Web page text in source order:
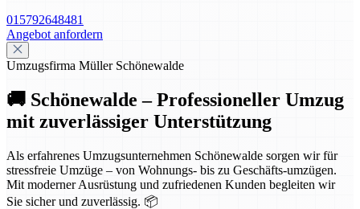
015792648481
Angebot anfordern
Umzugsfirma Müller Schönewalde
🚚 Schönewalde – Professioneller Umzug
mit zuverlässiger Unterstützung
Als erfahrenes Umzugsunternehmen Schönewalde sorgen wir für
stressfreie Umzüge – von Wohnungs- bis zu Geschäfts-umzügen.
Mit moderner Ausrüstung und zufriedenen Kunden begleiten wir
Sie sicher und zuverlässig. 📦